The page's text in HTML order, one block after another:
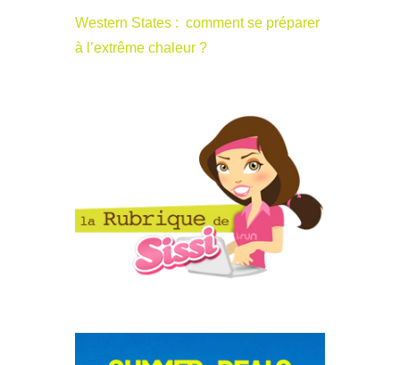
Western States : comment se préparer
à l’extrême chaleur ?